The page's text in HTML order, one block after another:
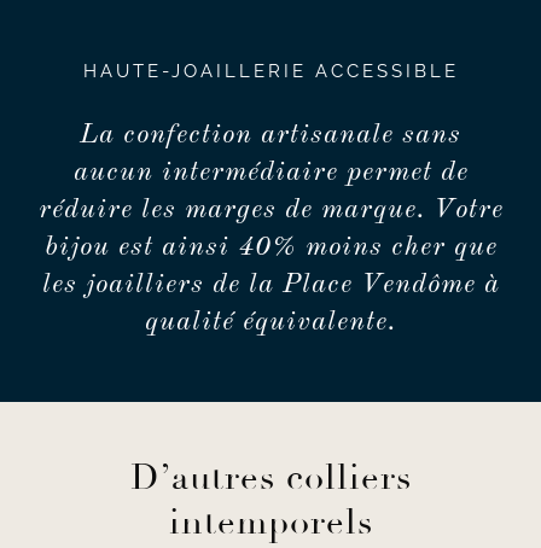
HAUTE-JOAILLERIE ACCESSIBLE
La confection artisanale sans
aucun intermédiaire permet de
réduire les marges de marque. Votre
bijou est ainsi 40% moins cher que
les joailliers de la Place Vendôme à
qualité équivalente.
D’autres colliers
intemporels